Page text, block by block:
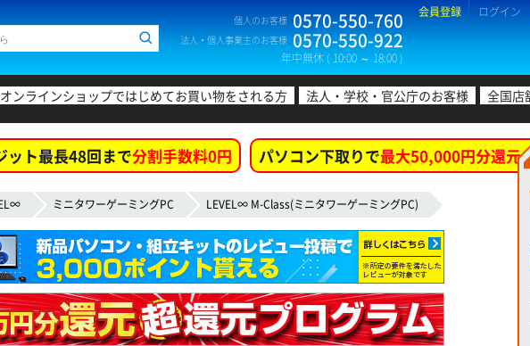
個人のお客様 0570-550-760
法人・個人事業主のお客様 0570-550-922
年中無休 ( 10:00 ～ 18:00 )
会員登録 ログイン
ンラインショップではじめてお買い物をされる方 法人・学校・官公庁のお客様 全国店
ット最長48回まで分割手数料0円 パソコン下取りで最大50,000円分還元
ミニタワーゲーミングPC LEVEL∞ M-Class(ミニタワーゲーミングPC)